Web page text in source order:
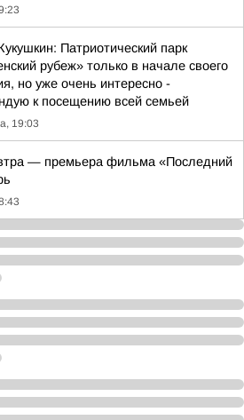
Патриотический парк
рубеж» только в начале своего
но уже очень интересно -
к посещению всей семьей
19:03
— премьера фильма «Последний